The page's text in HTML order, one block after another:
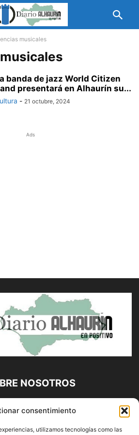
consentimiento
utilizamos tecnologías como las
musicales
banda de jazz World Citizen
presentará en Alhaurín su...
- 21 octubre, 2024
Ads
NOSOTROS
Propiedad de
López | 639 95 71 95 | Noticias de
la Torre, Málaga y Provincia|